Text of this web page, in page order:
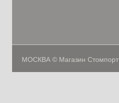
МОСКВА © Магазин Стомпорт